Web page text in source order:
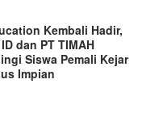
Kembali Hadir,
dan PT TIMAH
Siswa Pemali Kejar
Impian